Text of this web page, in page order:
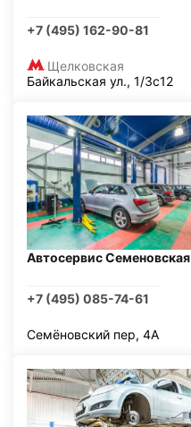
+7 (495) 162-90-81
Щелковская
Байкальская ул., 1/3с12
Автосервис Семеновская
+7 (495) 085-74-61
Семёновский пер, 4А